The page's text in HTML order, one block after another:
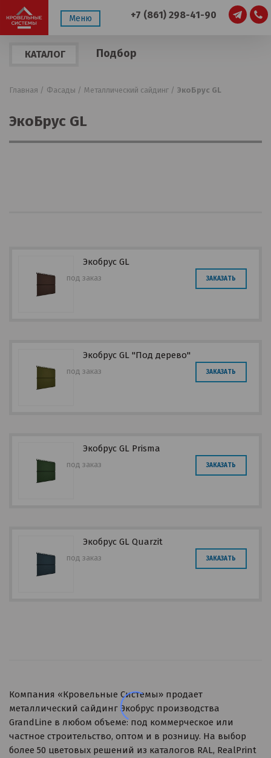
Меню +7 (861) 298-41-90
КАТАЛОГ
Подбор
Главная / Фасады / Металлический сайдинг / ЭкоБрус GL
ЭкоБрус GL
Экобрус GL
под заказ ЗАКАЗАТЬ
Экобрус GL "Под дерево"
под заказ ЗАКАЗАТЬ
Экобрус GL Prisma
под заказ ЗАКАЗАТЬ
Экобрус GL Quarzit
под заказ ЗАКАЗАТЬ
Компания «Кровельные Системы» продает
металлический сайдинг Экобрус производства
GrandLine в любом объеме: под коммерческое или
частное строительство, оптом и в розницу. На выбор
более 50 цветовых решений из каталогов RAL, RealPrint